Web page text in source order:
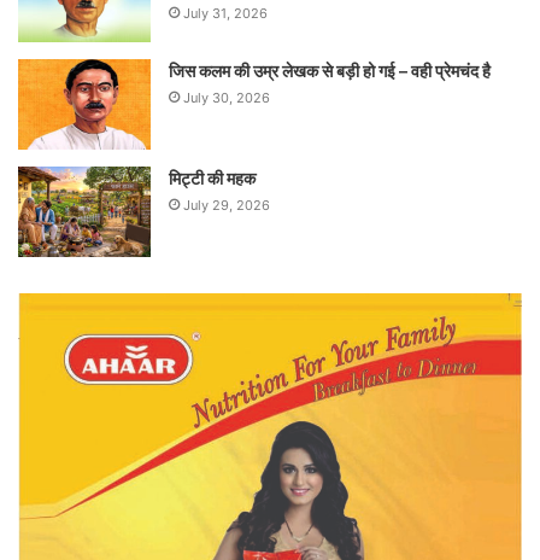
July 31, 2026
जिस कलम की उम्र लेखक से बड़ी हो गई – वही प्रेमचंद है
July 30, 2026
मिट्टी की महक
July 29, 2026